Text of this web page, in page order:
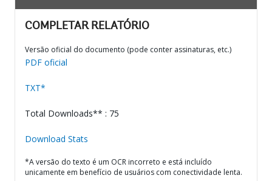
COMPLETAR RELATÓRIO
Versão oficial do documento (pode conter assinaturas, etc.)
PDF oficial
TXT*
Total Downloads** : 75
Download Stats
*A versão do texto é um OCR incorreto e está incluído
unicamente em benefício de usuários com conectividade lenta.